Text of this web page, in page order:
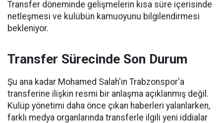
Transfer döneminde gelişmelerin kısa süre içerisinde
netleşmesi ve kulübün kamuoyunu bilgilendirmesi
bekleniyor.
Transfer Sürecinde Son Durum
Şu ana kadar Mohamed Salah'ın Trabzonspor'a
transferine ilişkin resmi bir anlaşma açıklanmış değil.
Kulüp yönetimi daha önce çıkan haberleri yalanlarken,
farklı medya organlarında transferle ilgili yeni iddialar